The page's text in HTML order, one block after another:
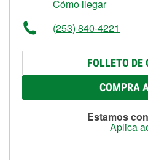
Cómo llegar
(253) 840-4221
FOLLETO DE
COMPRA
Estamos
Aplica